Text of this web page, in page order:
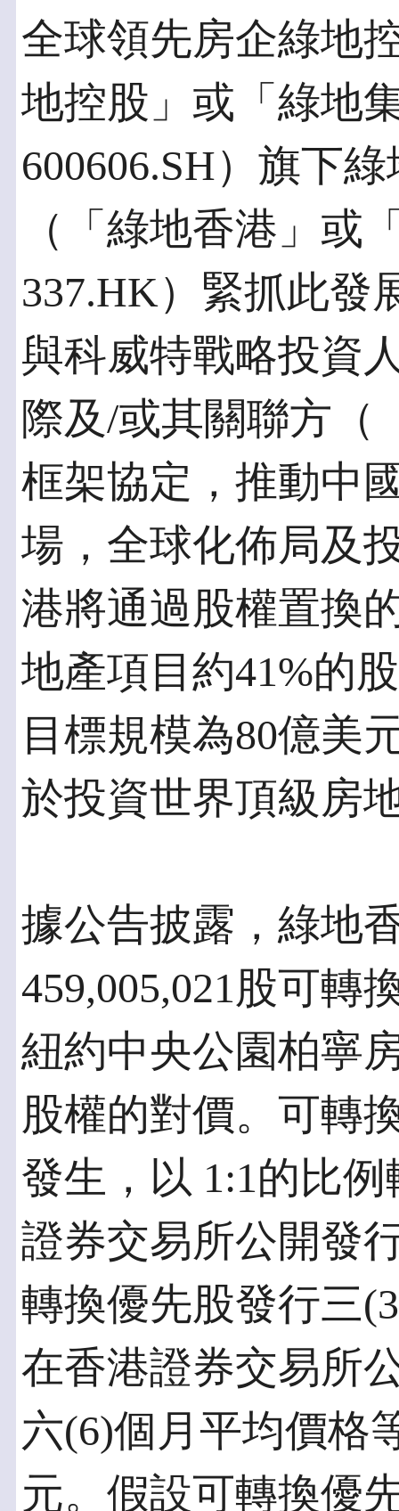
全球領先房企綠地
地控股」或「綠地
600606.SH）旗下
（「綠地香港」或
337.HK）緊抓此發
與科威特戰略投資
際及/或其關聯方（
框架協定，推動中
場，全球化佈局及
港將通過股權置換
地產項目約41%的
目標規模為80億美
於投資世界頂級房
據公告披露，綠地
459,005,021股可轉
紐約中央公園柏寧
股權的對價。可轉
發生，以 1:1的比
證券交易所公開發
轉換優先股發行三
在香港證券交易所
六(6)個月平均價格
元。假設可轉換優